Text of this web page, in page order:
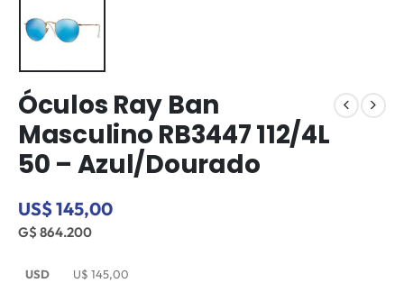
Óculos Ray Ban
Masculino RB3447 112/4L
50 – Azul/Dourado
US$ 145,00
G$ 864.200
USD U$ 145,00